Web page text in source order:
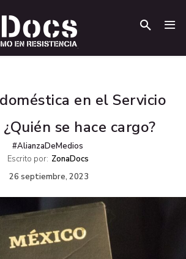
en el Servicio
se hace cargo?
#AlianzaDeMedios
Escrito por: ZonaDocs
26 septiembre, 2023